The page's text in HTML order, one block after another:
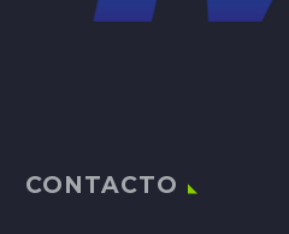
CONTACTO